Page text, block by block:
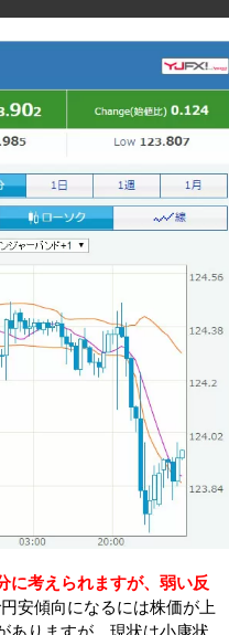
に考えられますが、弱い反
安傾向になるには株価が上